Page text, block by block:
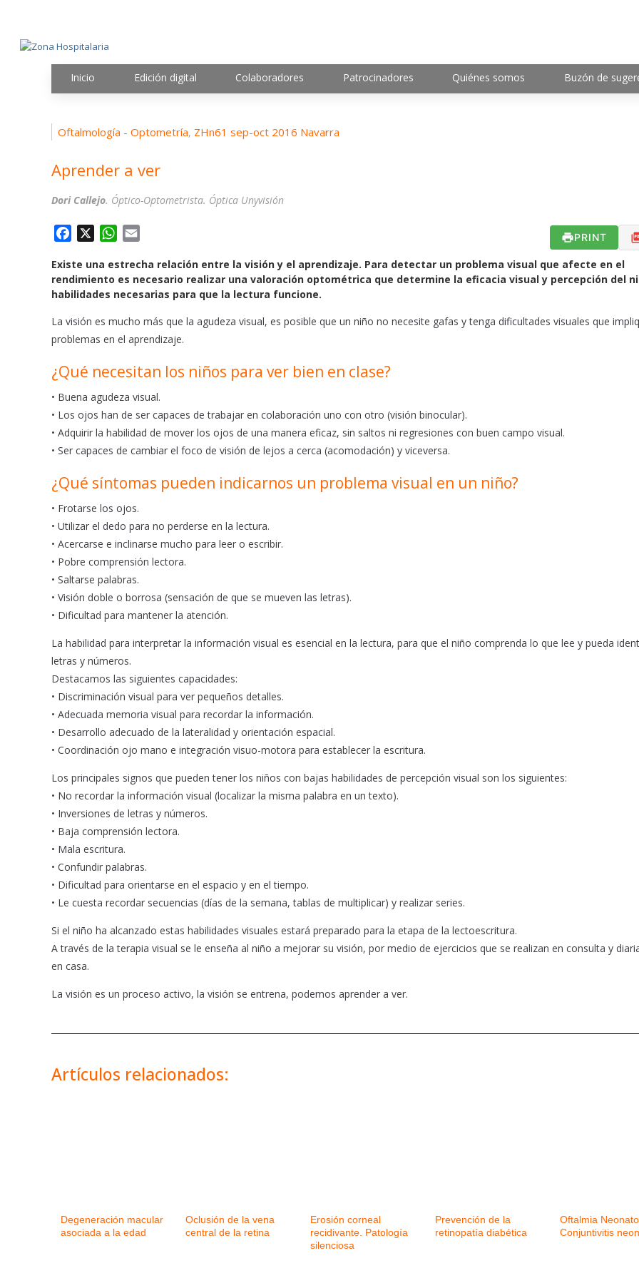
Inicio Edición digital Colaboradores Patrocinadores Quiénes somos Buzón de
Oftalmología - Optometría, ZHn61 sep-oct 2016 Navarra
Aprender a ver
Dori Callejo. Óptico-Optometrista. Óptica Unyvisión
c
e
b
o
o
W
a
t
s
A
p
a
i
l
PRINT
Existe una estrecha relación entre la visión y el aprendizaje. Para detectar un problema visual que afecte en el
rendimiento es necesario realizar una valoración optométrica que determine la eficacia visual y percepción del
habilidades necesarias para que la lectura funcione.
La visión es mucho más que la agudeza visual, es posible que un niño no necesite gafas y tenga dificultades visuales que
problemas en el aprendizaje.
¿Qué necesitan los niños para ver bien en clase?
• Buena agudeza visual.
• Los ojos han de ser capaces de trabajar en colaboración uno con otro (visión binocular).
• Adquirir la habilidad de mover los ojos de una manera eficaz, sin saltos ni regresiones con buen campo visual.
• Ser capaces de cambiar el foco de visión de lejos a cerca (acomodación) y viceversa.
¿Qué síntomas pueden indicarnos un problema visual en un niño?
• Frotarse los ojos.
• Utilizar el dedo para no perderse en la lectura.
• Acercarse e inclinarse mucho para leer o escribir.
• Pobre comprensión lectora.
• Saltarse palabras.
• Visión doble o borrosa (sensación de que se mueven las letras).
• Dificultad para mantener la atención.
La habilidad para interpretar la información visual es esencial en la lectura, para que el niño comprenda lo que lee y pueda
letras y números.
Destacamos las siguientes capacidades:
• Discriminación visual para ver pequeños detalles.
• Adecuada memoria visual para recordar la información.
• Desarrollo adecuado de la lateralidad y orientación espacial.
• Coordinación ojo mano e integración visuo-motora para establecer la escritura.
Los principales signos que pueden tener los niños con bajas habilidades de percepción visual son los siguientes:
• No recordar la información visual (localizar la misma palabra en un texto).
• Inversiones de letras y números.
• Baja comprensión lectora.
• Mala escritura.
• Confundir palabras.
• Dificultad para orientarse en el espacio y en el tiempo.
• Le cuesta recordar secuencias (días de la semana, tablas de multiplicar) y realizar series.
Si el niño ha alcanzado estas habilidades visuales estará preparado para la etapa de la lectoescritura.
A través de la terapia visual se le enseña al niño a mejorar su visión, por medio de ejercicios que se realizan en consulta y
en casa.
La visión es un proceso activo, la visión se entrena, podemos aprender a ver.
Artículos relacionados:
Degeneración macular
asociada a la edad
Oclusión de la vena
central de la retina
Erosión corneal
recidivante. Patología
silenciosa
Prevención de la
retinopatía diabética
Oftalmia
Conjuntivitis